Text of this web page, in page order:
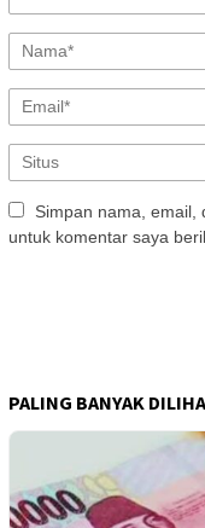
Simpan nama, email,
untuk komentar saya
PALING BANYAK